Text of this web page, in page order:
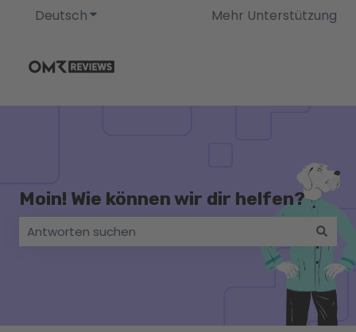
DeutschUntermenü für Übersetzungen anzeigen
Mehr Unterstützung
Moin! Wie können wir dir helfen?
Es gibt keine Vorschläge, da das Suchfeld leer ist.